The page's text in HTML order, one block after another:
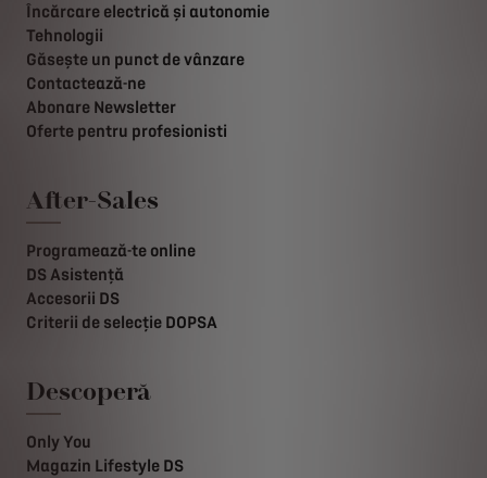
Încărcare electrică și autonomie
Tehnologii
Găsește un punct de vânzare
Contactează-ne
Abonare Newsletter
Oferte pentru profesionisti
After-Sales
Programează-te online
DS Asistență
Accesorii DS
Criterii de selecție DOPSA
Descoperă
Only You
Magazin Lifestyle DS